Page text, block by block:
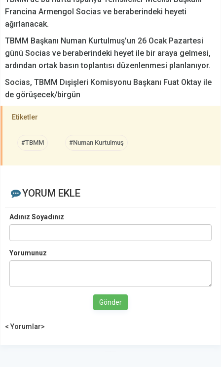
Francina Armengol Socias ve beraberindeki heyeti
ağırlanacak.
TBMM Başkanı Numan Kurtulmuş'un 26 Ocak Pazartesi
günü Socias ve beraberindeki heyet ile bir araya gelmesi,
ardından ortak basın toplantısı düzenlenmesi planlanıyor.
Socias, TBMM Dışişleri Komisyonu Başkanı Fuat Oktay ile
de görüşecek/birgün
Etiketler
#TBMM #Numan Kurtulmuş
YORUM EKLE
Adınız Soyadınız
Yorumunuz
Gönder
< Yorumlar>